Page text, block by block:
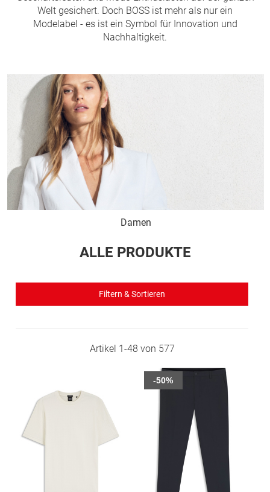
Welt gesichert. Doch BOSS ist mehr als nur ein
Modelabel - es ist ein Symbol für Innovation und
Nachhaltigkeit.
Damen
ALLE PRODUKTE
Filtern & Sortieren
Artikel 1-48 von 577
-50%